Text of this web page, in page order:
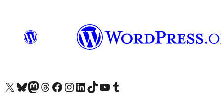
X (旧 Twitter) アカウントへBluesky アカウントへMastodon アカウントへThreads アカウントへ Facebook ページへInstagram アカウントへ LinkedIn アカウントへTikTok アカウントへYouTube チャンネルへ Tumblr アカウントへ